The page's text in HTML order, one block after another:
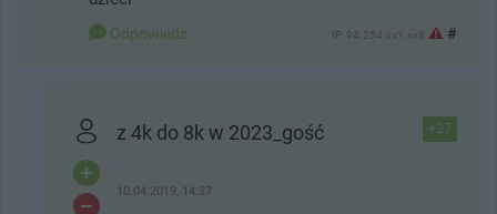
Odpowiedz IP: 94.254.xx1.xx8 #
+27
z 4k do 8k w 2023_gość
10.04.2019, 14:37